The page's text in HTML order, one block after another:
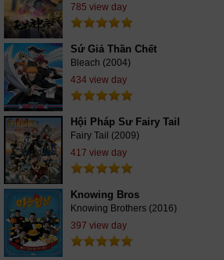
785 view day
Sứ Giả Thần Chết
Bleach (2004)
434 view day
Hội Pháp Sư Fairy Tail
Fairy Tail (2009)
417 view day
Knowing Bros
Knowing Brothers (2016)
397 view day